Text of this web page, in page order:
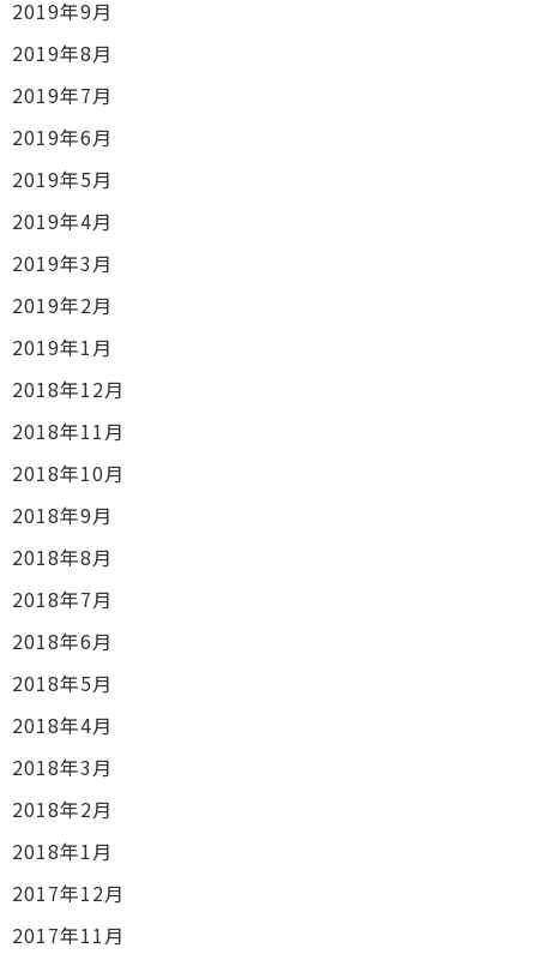
2019年9月
2019年8月
2019年7月
2019年6月
2019年5月
2019年4月
2019年3月
2019年2月
2019年1月
2018年12月
2018年11月
2018年10月
2018年9月
2018年8月
2018年7月
2018年6月
2018年5月
2018年4月
2018年3月
2018年2月
2018年1月
2017年12月
2017年11月